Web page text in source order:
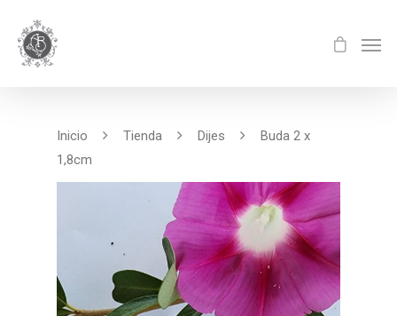
Inicio Tienda Dijes
Buda 2 x
1,8cm